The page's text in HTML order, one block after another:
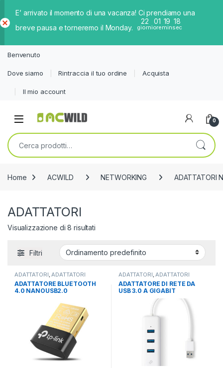
E’ arrivato il momento di una vacanza! Ci prendiamo una
breve pausa e torneremo il Monday.
22
giorni
01
ore
19
min
18
sec
iud
Benvenuto
Dove siamo Rintraccia il tuo ordine Acquista
Il mio account
0
Cerca:
Home ACWILD NETWORKING ADATTATORI
ADATTATORI
Visualizzazione di 8 risultati
Filtri
ADATTATORI,ADATTATORI
NETWORKING,NETWORKING
ADATTATORE BLUETOOTH
4.0 NANOUSB2.0
ADAPTER, USB
ADATTATORI,ADATTATORI
NETWORKING,NETWORKING
ADATTATORE DI RETE DA
USB 3.0 A GIGABIT